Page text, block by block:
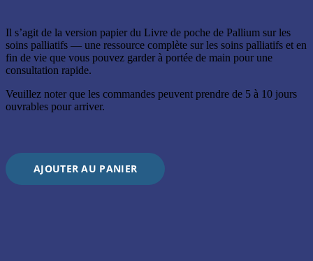
Il s’agit de la version papier du Livre de poche de Pallium sur les
soins palliatifs — une ressource complète sur les soins palliatifs et en
fin de vie que vous pouvez garder à portée de main pour une
consultation rapide.
Veuillez noter que les commandes peuvent prendre de 5 à 10 jours
ouvrables pour arriver.